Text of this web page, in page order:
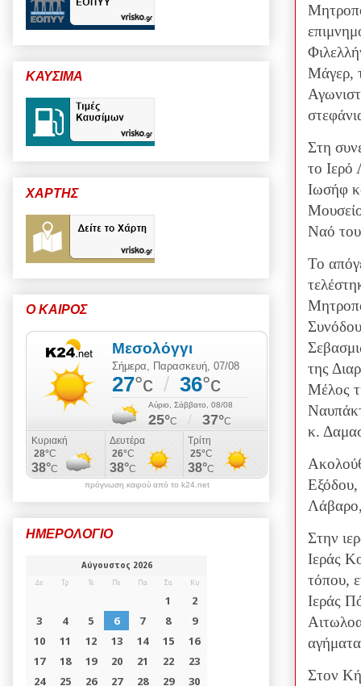
Μάγερ,
Στη
το
Ιωσήφ
Ναό
Το
της
Μέλος
κ.
Εξόδου,
Στην
Ιεράς
τόπου,
Ιεράς
Στον
ΚΑΥΣΙΜΑ
ΧΑΡΤΗΣ
Ο ΚΑΙΡΟΣ
πρόγνωση καιρού από το k24.net
ΗΜΕΡΟΛΟΓΙΟ